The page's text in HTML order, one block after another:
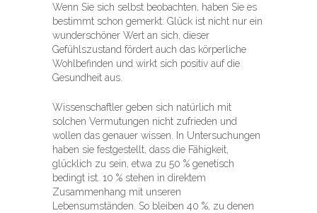
Wenn Sie sich selbst beobachten, haben Sie es
bestimmt schon gemerkt: Glück ist nicht nur ein
wunderschöner Wert an sich, dieser
Gefühlszustand fördert auch das körperliche
Wohlbefinden und wirkt sich positiv auf die
Gesundheit aus.
Wissenschaftler geben sich natürlich mit
solchen Vermutungen nicht zufrieden und
wollen das genauer wissen. In Untersuchungen
haben sie festgestellt, dass die Fähigkeit,
glücklich zu sein, etwa zu 50 % genetisch
bedingt ist. 10 % stehen in direktem
Zusammenhang mit unseren
Lebensumständen. So bleiben 40 %, zu denen